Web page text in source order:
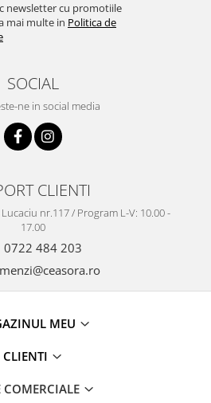
newsletter cu promotiile
mai multe in Politica de
SOCIAL
ne in social media
CLIENTI
nr.117 / Program L-V: 10.00 -
17.00
0722 484 203
MEU
CLIENTI
COMERCIALE